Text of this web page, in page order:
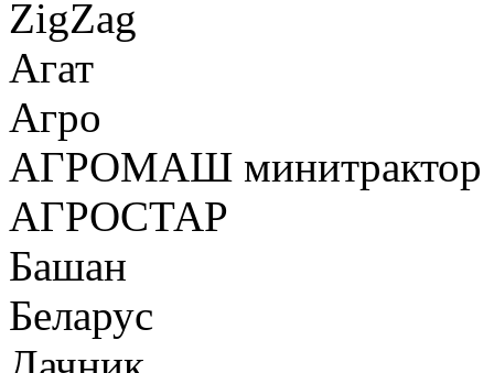
ZigZag
Агат
Агро
АГРОМАШ минитрактор
АГРОСТАР
Башан
Беларус